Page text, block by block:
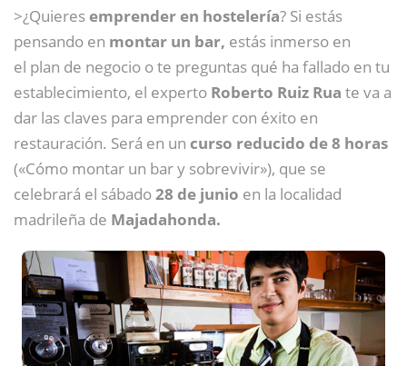
>¿Quieresemprender en hostelería? Si estás
pensando en montar un bar, estás inmerso en
el plan de negocio o te preguntas qué ha fallado en tu
establecimiento, el experto Roberto Ruiz Rua te va a
dar las claves para emprender con éxito en
restauración. Será en un curso reducido de 8 horas
(«Cómo montar un bar y sobrevivir»), que se
celebrará el sábado28 de junio en la localidad
madrileña de Majadahonda.